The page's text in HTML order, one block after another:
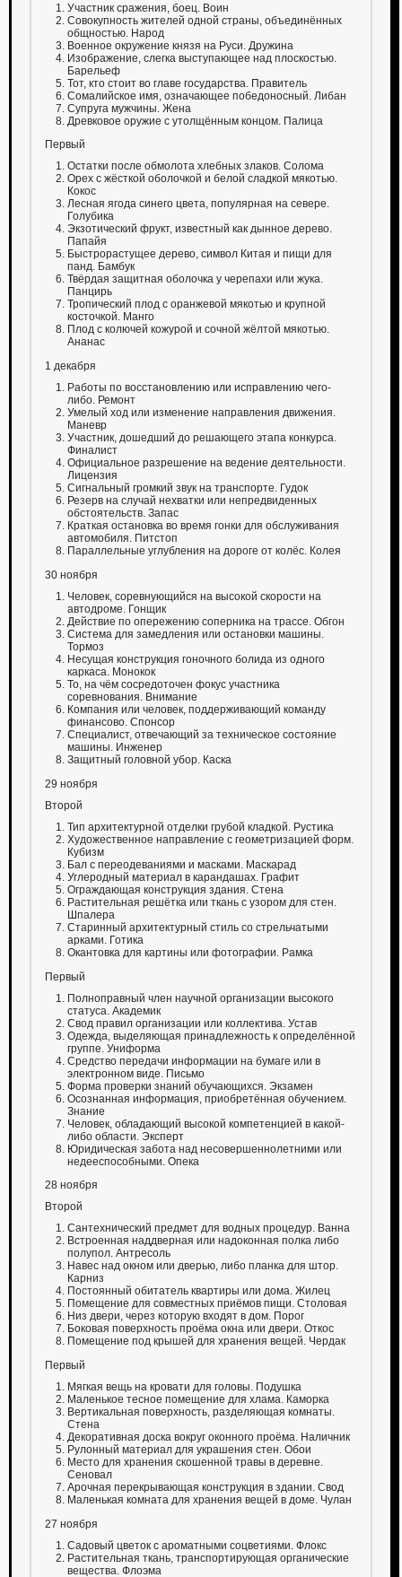
Участник сражения, боец. Воин
Совокупность жителей одной страны, объединённых
общностью. Народ
Военное окружение князя на Руси. Дружина
Изображение, слегка выступающее над плоскостью.
Барельеф
Тот, кто стоит во главе государства. Правитель
Сомалийское имя, означающее победоносный. Либан
Супруга мужчины. Жена
Древковое оружие с утолщённым концом. Палица
Первый
Остатки после обмолота хлебных злаков. Солома
Орех с жёсткой оболочкой и белой сладкой мякотью.
Кокос
Лесная ягода синего цвета, популярная на севере.
Голубика
Экзотический фрукт, известный как дынное дерево.
Папайя
Быстрорастущее дерево, символ Китая и пищи для
панд. Бамбук
Твёрдая защитная оболочка у черепахи или жука.
Панцирь
Тропический плод с оранжевой мякотью и крупной
косточкой. Манго
Плод с колючей кожурой и сочной жёлтой мякотью.
Ананас
1 декабря
Работы по восстановлению или исправлению чего-
либо. Ремонт
Умелый ход или изменение направления движения.
Маневр
Участник, дошедший до решающего этапа конкурса.
Финалист
Официальное разрешение на ведение деятельности.
Лицензия
Сигнальный громкий звук на транспорте. Гудок
Резерв на случай нехватки или непредвиденных
обстоятельств. Запас
Краткая остановка во время гонки для обслуживания
автомобиля. Питстоп
Параллельные углубления на дороге от колёс. Колея
30 ноября
Человек, соревнующийся на высокой скорости на
автодроме. Гонщик
Действие по опережению соперника на трассе. Обгон
Система для замедления или остановки машины.
Тормоз
Несущая конструкция гоночного болида из одного
каркаса. Монокок
То, на чём сосредоточен фокус участника
соревнования. Внимание
Компания или человек, поддерживающий команду
финансово. Спонсор
Специалист, отвечающий за техническое состояние
машины. Инженер
Защитный головной убор. Каска
29 ноября
Второй
Тип архитектурной отделки грубой кладкой. Рустика
Художественное направление с геометризацией форм.
Кубизм
Бал с переодеваниями и масками. Маскарад
Углеродный материал в карандашах. Графит
Ограждающая конструкция здания. Стена
Растительная решётка или ткань с узором для стен.
Шпалера
Старинный архитектурный стиль со стрельчатыми
арками. Готика
Окантовка для картины или фотографии. Рамка
Первый
Полноправный член научной организации высокого
статуса. Академик
Свод правил организации или коллектива. Устав
Одежда, выделяющая принадлежность к определённой
группе. Униформа
Средство передачи информации на бумаге или в
электронном виде. Письмо
Форма проверки знаний обучающихся. Экзамен
Осознанная информация, приобретённая обучением.
Знание
Человек, обладающий высокой компетенцией в какой-
либо области. Эксперт
Юридическая забота над несовершеннолетними или
недееспособными. Опека
28 ноября
Второй
Сантехнический предмет для водных процедур. Ванна
Встроенная наддверная или надоконная полка либо
полупол. Антресоль
Навес над окном или дверью, либо планка для штор.
Карниз
Постоянный обитатель квартиры или дома. Жилец
Помещение для совместных приёмов пищи. Столовая
Низ двери, через которую входят в дом. Порог
Боковая поверхность проёма окна или двери. Откос
Помещение под крышей для хранения вещей. Чердак
Первый
Мягкая вещь на кровати для головы. Подушка
Маленькое тесное помещение для хлама. Каморка
Вертикальная поверхность, разделяющая комнаты.
Стена
Декоративная доска вокруг оконного проёма. Наличник
Рулонный материал для украшения стен. Обои
Место для хранения скошенной травы в деревне.
Сеновал
Арочная перекрывающая конструкция в здании. Свод
Маленькая комната для хранения вещей в доме. Чулан
27 ноября
Садовый цветок с ароматными соцветиями. Флокс
Растительная ткань, транспортирующая органические
вещества. Флоэма